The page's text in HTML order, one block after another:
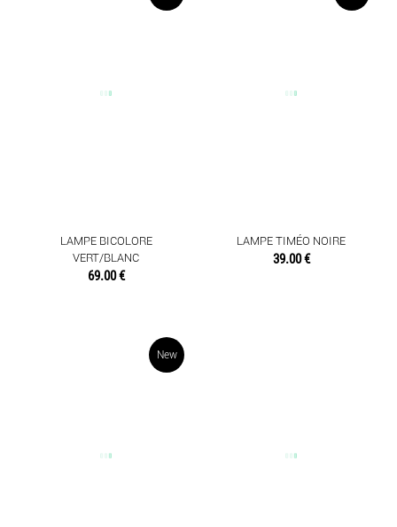
LAMPE BICOLORE
VERT/BLANC
69.00 €
LAMPE TIMÉO NOIRE
39.00 €
New